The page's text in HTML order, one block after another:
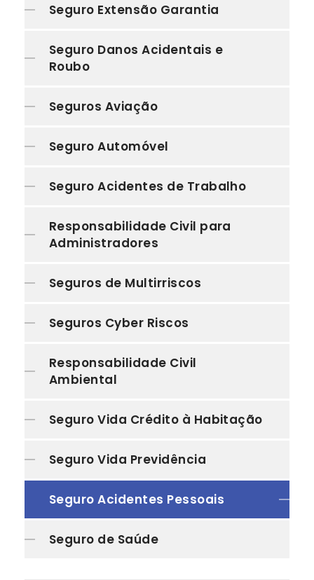
Seguro Extensão Garantia
Seguro Danos Acidentais e
Roubo
Seguros Aviação
Seguro Automóvel
Seguro Acidentes de Trabalho
Responsabilidade Civil para
Administradores
Seguros de Multirriscos
Seguros Cyber Riscos
Responsabilidade Civil
Ambiental
Seguro Vida Crédito à Habitação
Seguro Vida Previdência
Seguro Acidentes Pessoais
Seguro de Saúde